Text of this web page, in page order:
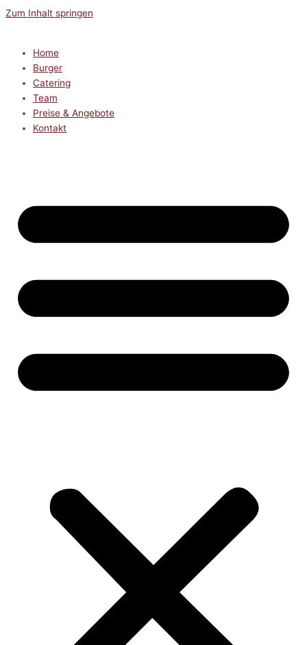
Zum Inhalt springen
Home
Burger
Catering
Team
Preise & Angebote
Kontakt